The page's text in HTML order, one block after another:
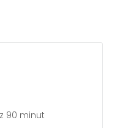
90 minut